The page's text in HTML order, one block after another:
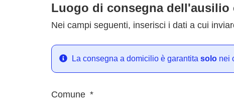
Luogo di consegna dell'ausilio
Nei campi seguenti, inserisci i dati a cui
La consegna a domicilio è garantita solo nei
Comune